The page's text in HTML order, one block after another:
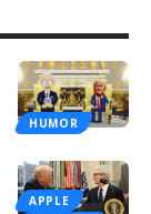
HUMOR
APPLE